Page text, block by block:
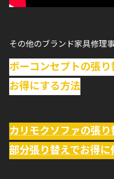
その他のブランド家具修理
ボーコンセプトの張
お得にする方法
カリモクソファの張
部分張り替えでお得